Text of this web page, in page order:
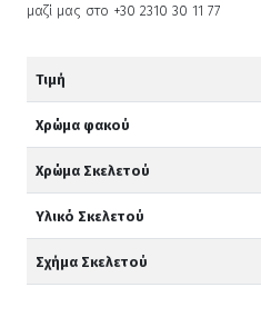
μαζί μας στο +30 2310 30 11 77
Τιμή
Χρώμα φακού
Χρώμα Σκελετού
Υλικό Σκελετού
Σχήμα Σκελετού